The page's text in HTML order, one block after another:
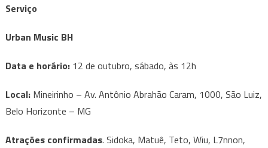
Serviço
Urban Music BH
Data e horário:12 de outubro, sábado, às 12h
Local:Mineirinho – Av. Antônio Abrahão Caram, 1000, São Luiz,
Belo Horizonte – MG
Atrações confirmadas. Sidoka, Matuê, Teto, Wiu, L7nnon,